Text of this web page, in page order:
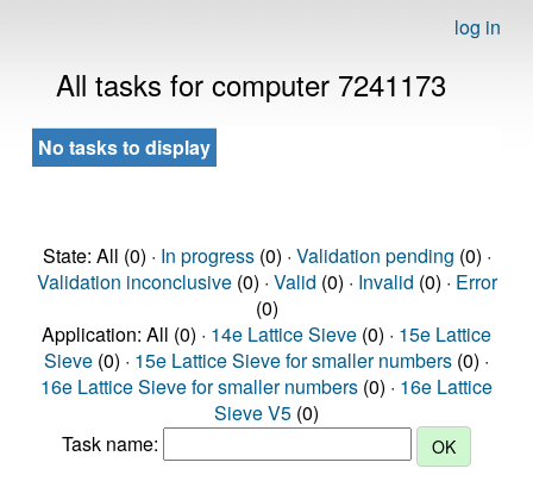
log in
All tasks for computer 7241173
No tasks to display
State: All (0) · In progress(0) · Validation pending (0) ·
Validation inconclusive(0) · Valid (0) · Invalid (0) · Error
(0)
Application: All (0) · 14e Lattice Sieve (0) · 15e Lattice
Sieve (0) · 15e Lattice Sieve for smaller numbers (0) ·
16e Lattice Sieve for smaller numbers (0) · 16e Lattice
Sieve V5 (0)
Task name: